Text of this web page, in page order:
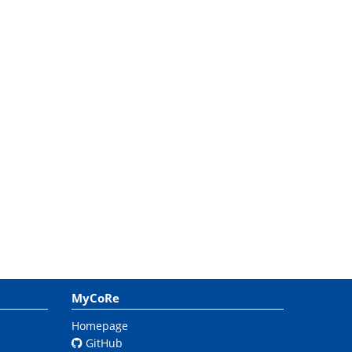
MyCoRe
Homepage
GitHub